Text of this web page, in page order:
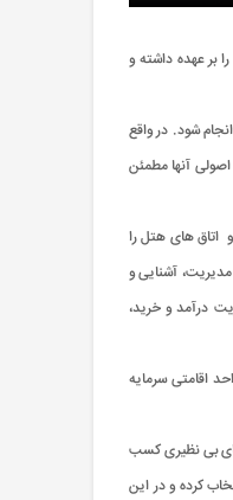
بر عهده داشته و
شود. در واقع
آنها مطمئن
اتاق های هتل را
آشنایی و
درآمد و خرید،
اقامتی سرمایه
بی نظیری کسب
کرده و در این